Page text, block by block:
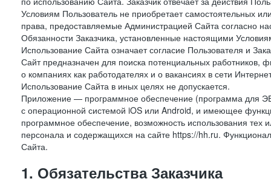
Условиям Пользователь не приобретает самостоятельных
права, предоставляемые Администрацией Сайта согласно
Обязанности Заказчика, установленные настоящими
Использование Сайта означает согласие Пользователя и
Сайт предназначен для поиска потенциальных
о компаниях как работодателях и о вакансиях в сети
Использование Сайта в иных целях не допускается.
Приложение — программное обеспечение (программа для
с операционной системой iOS или Android, и имеющее
программное обеспечение, возможность использования
персонала и содержащихся на сайте https://hh.ru.
Сайта.
1. Обязательства Заказчика